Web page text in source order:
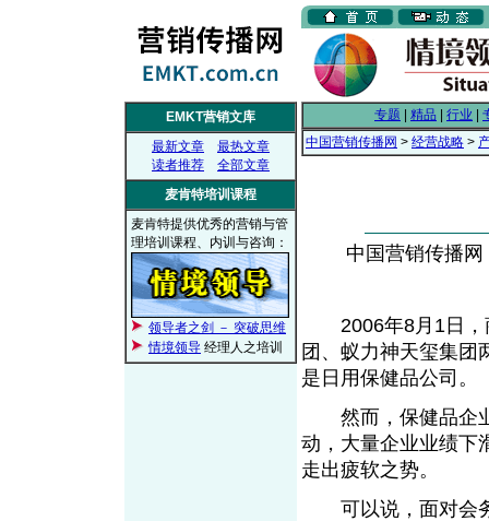
EMKT营销文库
最新文章
最热文章
读者推荐
全部文章
麦肯特培训课程
麦肯特提供优秀的营销与管
理培训课程、内训与咨询：
领导者之剑 － 突破思维
情境领导 经理人之培训
专题 精品 行业
中国营销传播网 > 经营战略 >
中国营销传播
2006年8月1日，
团、蚁力神天玺集团
是日用保健品公司。
然而，保健品企业
动，大量企业业绩下
走出疲软之势。
可以说，面对会务